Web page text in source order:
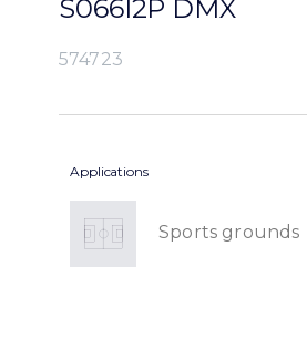
S066I2P DMX
574723
Applications
Sports grounds